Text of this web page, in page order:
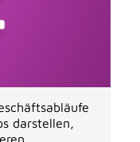
darstellen,